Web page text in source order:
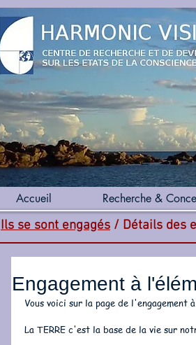
Ils se sont engagés / Détails des
Engagement à
Vous voici sur la page de l'engagement
La TERRE c'est la base de la vie sur
Accueil Recherche &